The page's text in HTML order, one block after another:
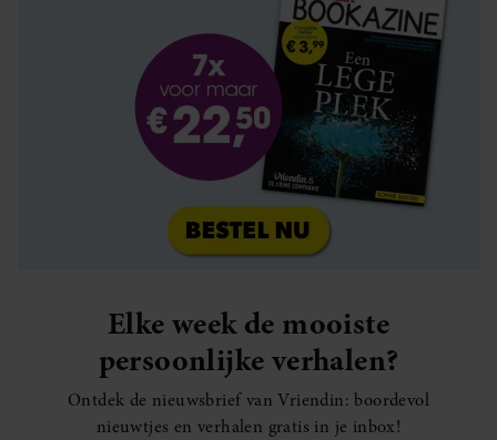
Elke week de mooiste
persoonlijke verhalen?
Ontdek de nieuwsbrief van Vriendin: boordevol
nieuwtjes en verhalen gratis in je inbox!